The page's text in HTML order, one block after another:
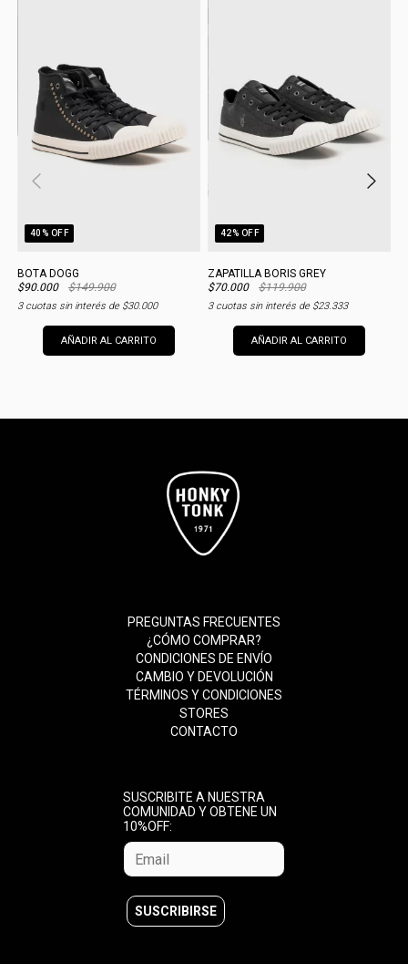
40% OFF
BOTA DOGG
$90.000
$149.900
3cuotas sin interés de $30.000
AÑADIR AL CARRITO
42% OFF
ZAPATILLA BORIS GREY
$70.000
$119.900
3cuotas sin interés de $23.333
AÑADIR AL CARRITO
PREGUNTAS FRECUENTES
¿CÓMO COMPRAR?
CONDICIONES DE ENVÍO
CAMBIO Y DEVOLUCIÓN
TÉRMINOS Y CONDICIONES
STORES
CONTACTO
SUSCRIBITE A NUESTRA
COMUNIDAD Y OBTENE UN
10%OFF: